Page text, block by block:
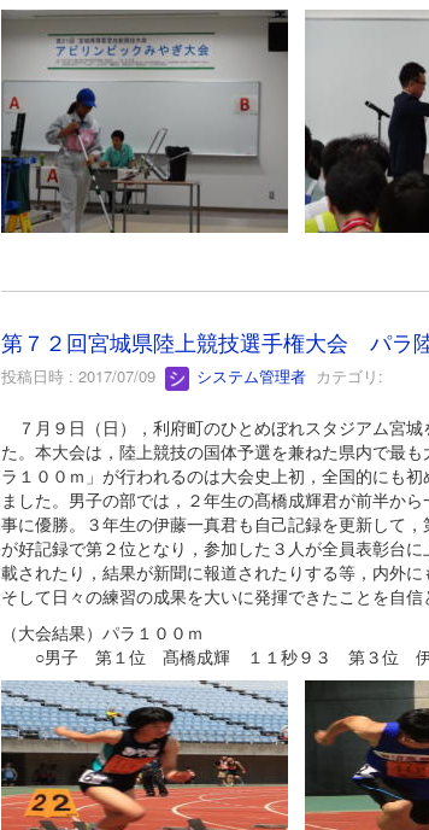
第７２回宮城県陸上競技選手権大会 パラ
投稿日時 : 2017/07/09 システム管理者カテゴリ:
７月９日（日），利府町のひとめぼれスタジアム宮
た。本大会は，陸上競技の国体予選を兼ねた県内で最
ラ１００ｍ」が行われるのは大会史上初，全国的にも
ました。男子の部では，２年生の髙橋成輝君が前半か
事に優勝。３年生の伊藤一真君も自己記録を更新して
が好記録で第２位となり，参加した３人が全員表彰台
載されたり，結果が新聞に報道されたりする等，内外
そして日々の練習の成果を大いに発揮できたことを自信
（大会結果）パラ１００ｍ
○男子 第１位 髙橋成輝 １１秒９３ 第３位